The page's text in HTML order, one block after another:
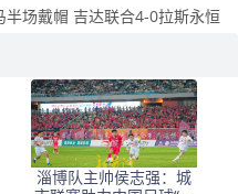
场戴帽 吉达联合4-0拉斯永恒
淄博队主帅侯志强：城